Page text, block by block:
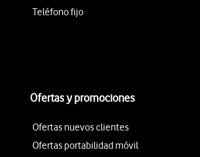
Teléfono fijo
Ofertas y promociones
Ofertas nuevos clientes
Ofertas portabilidad móvil